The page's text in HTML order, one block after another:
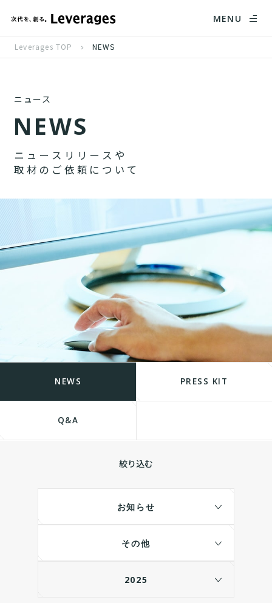
MENU
Leverages TOP NEWS
ニュース
NEWS
ニ ュ ー ス リ リ ー ス や
取 材 の ご 依 頼 に つ い て
NEWS PRESS KIT
Q&A
絞り込む
お知らせ
その他
2025